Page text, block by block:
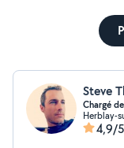
Steve
Chargé
Herblay-
4,9/5